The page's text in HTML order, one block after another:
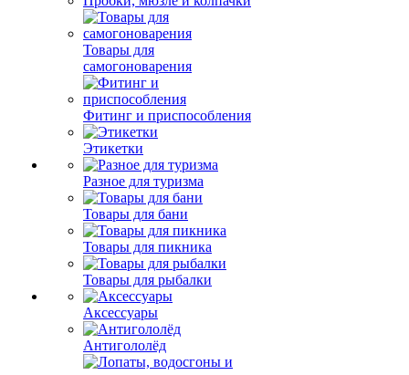
Товары для
самогоноварения
Фитинг и приспособления
Этикетки
Разное для туризма
Товары для бани
Товары для пикника
Товары для рыбалки
Аксессуары
Антигололёд